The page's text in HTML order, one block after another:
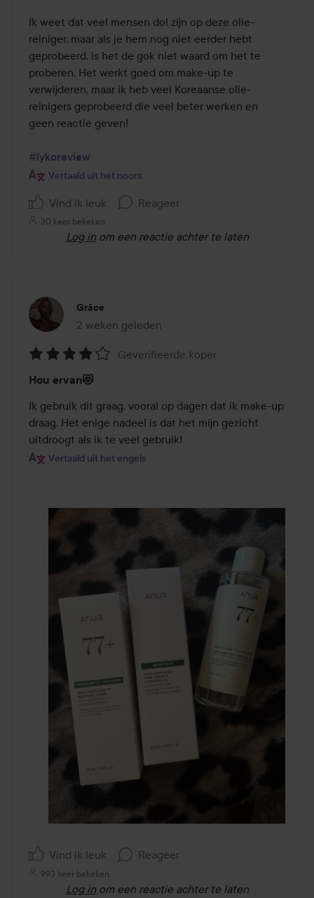
Ik weet dat veel mensen dol zijn op deze olie-
reiniger, maar als je hem nog niet eerder hebt
geprobeerd, is het de gok niet waard om het te
proberen. Het werkt goed om make-up te
verwijderen, maar ik heb veel Koreaanse olie-
reinigers geprobeerd die veel beter werken en
geen reactie geven!
#lykoreview
Vertaald uit het noors
Vind ik leuk Reageer
30 keer bekeken
Log in om een reactie achter te laten
Grâce
2 weken geleden
Het bericht is gemaakt 2 weken geleden
4
van
de
5
Geverifieerde koper
Hou ervan😻
Ik gebruik dit graag, vooral op dagen dat ik make-up
draag. Het enige nadeel is dat het mijn gezicht
uitdroogt als ik te veel gebruik!
Vertaald uit het engels
Vind ik leuk Reageer
993 keer bekeken
Log in om een reactie achter te laten